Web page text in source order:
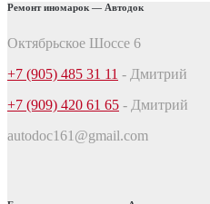
Ремонт иномарок — Автодок
Октябрьское Шоссе 6
+7 (905) 485 31 11 - Дмитрий
+7 (909) 420 61 65 - Дмитрий
autodoc161@gmail.com